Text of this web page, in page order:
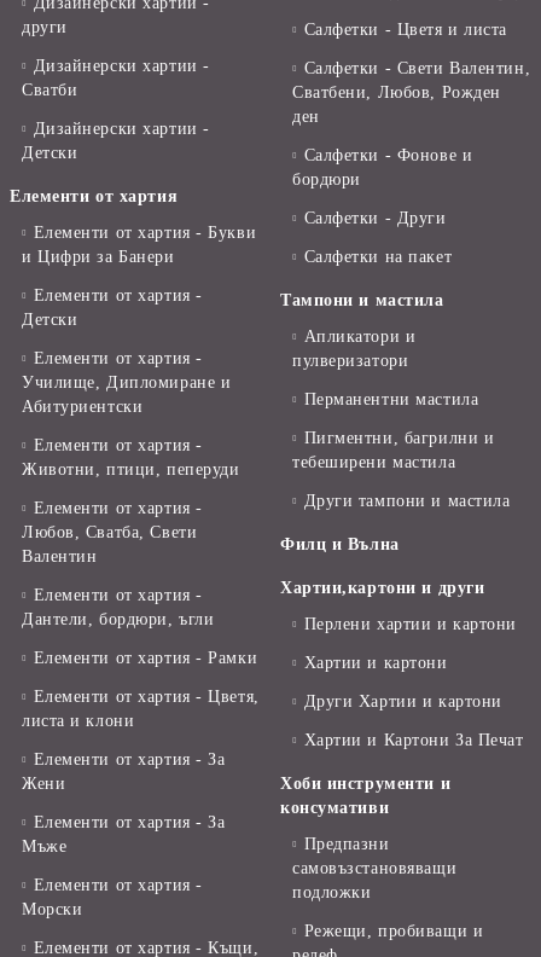
други
Дизайнерски хартии -
Сватби
Дизайнерски хартии -
Детски
Елементи от хартия
Елементи от хартия - Букви
и Цифри за Банери
Елементи от хартия -
Детски
Елементи от хартия -
Училище, Дипломиране и
Абитуриентски
Елементи от хартия -
Животни, птици, пеперуди
Елементи от хартия -
Любов, Сватба, Свети
Валентин
Елементи от хартия -
Дантели, бордюри, ъгли
Елементи от хартия - Рамки
Елементи от хартия - Цветя,
листа и клони
Елементи от хартия - За
Жени
Елементи от хартия - За
Мъже
Елементи от хартия -
Морски
Елементи от хартия - Къщи,
Салфетки - Цветя и листа
Салфетки - Свети Валентин,
Сватбени, Любов, Рожден
ден
Салфетки - Фонове и
бордюри
Салфетки - Други
Салфетки на пакет
Тампони и мастила
Апликатори и
пулверизатори
Перманентни мастила
Пигментни, багрилни и
тебеширени мастила
Други тампони и мастила
Филц и Вълна
Хартии,картони и други
Перлени хартии и картони
Хартии и картони
Други Хартии и картони
Хартии и Картони За Печат
Хоби инструменти и
консумативи
Предпазни
самовъзстановяващи
подложки
Режещи, пробиващи и